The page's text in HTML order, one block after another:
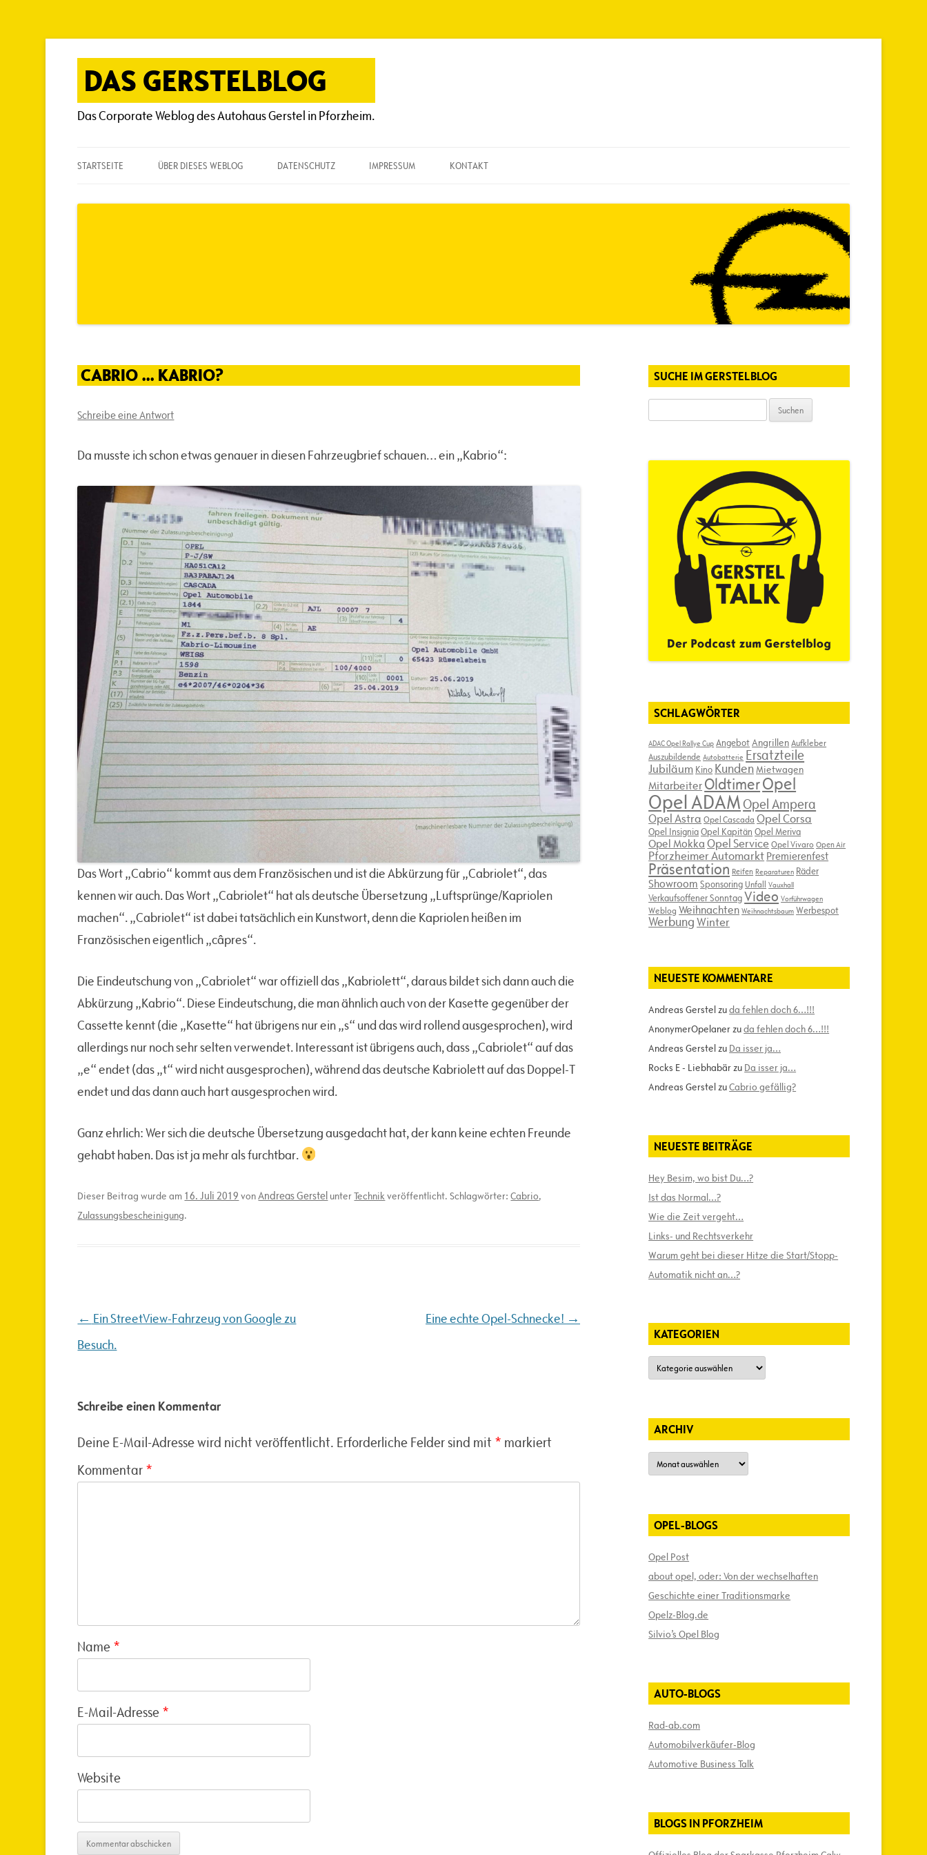
Zum
Inhalt
DAS GERSTELBLOG
Das Corporate Weblog des Autohaus Gerstel in Pforzheim.
STARTSEITE ÜBER DIESES WEBLOG DATENSCHUTZ IMPRESSUM KONTAKT
CABRIO … KABRIO?
Schreibe eine Antwort
Da musste ich schon etwas genauer in diesen Fahrzeugbrief schauen… ein „Kabrio“:
Das Wort „Cabrio“ kommt aus dem Französischen und ist die Abkürzung für „Cabriolet“, das
kennen wir auch. Das Wort „Cabriolet“ hat als deutsche Übersetzung „Luftsprünge/Kapriolen
machen“. „Cabriolet“ ist dabei tatsächlich ein Kunstwort, denn die Kapriolen heißen im
Französischen eigentlich „câpres“.
Die Eindeutschung von „Cabriolet“ war offiziell das „Kabriolett“, daraus bildet sich dann auch die
Abkürzung „Kabrio“. Diese Eindeutschung, die man ähnlich auch von der Kasette gegenüber der
Cassette kennt (die „Kasette“ hat übrigens nur ein „s“ und das wird rollend ausgesprochen), wird
allerdings nur noch sehr selten verwendet. Interessant ist übrigens auch, dass „Cabriolet“ auf das
„e“ endet (das „t“ wird nicht ausgesprochen), während das deutsche Kabriolett auf das Doppel-T
endet und das dann auch hart ausgesprochen wird.
Ganz ehrlich: Wer sich die deutsche Übersetzung ausgedacht hat, der kann keine echten Freunde
gehabt haben. Das ist ja mehr als furchtbar.
Dieser Beitrag wurde am 16. Juli 2019 vonAndreas Gerstel unterTechnikveröffentlicht. Schlagwörter:Cabrio,
Zulassungsbescheinigung.
Beitragsnavigation
← Ein StreetView-Fahrzeug von Google zu
Besuch.
Eine echte Opel-Schnecke! →
Schreibe einen Kommentar
Deine E-Mail-Adresse wird nicht veröffentlicht. Erforderliche Felder sind mit * markiert
Kommentar *
Name *
E-Mail-Adresse *
Website
SUCHE IM GERSTELBLOG
nach:
SCHLAGWÖRTER
ADAC Opel Rallye Cup AngebotAngrillenAufkleber
Auszubildende Autobatterie Ersatzteile
Jubiläum Kino Kunden Mietwagen
Mitarbeiter OldtimerOpel
Opel ADAM Opel Ampera
Opel Astra Opel Cascada Opel Corsa
Opel InsigniaOpel Kapitän Opel Meriva
Opel Mokka Opel ServiceOpel Vivaro Open Air
Pforzheimer Automarkt Premierenfest
Präsentation Reifen Reparaturen Räder
Showroom Sponsoring Unfall Vauxhall
Verkaufsoffener SonntagVideo Vorführwagen
Weblog Weihnachten Weihnachtsbaum Werbespot
WerbungWinter
NEUESTE KOMMENTARE
Andreas Gerstelzuda fehlen doch 6…!!!
AnonymerOpelanerzuda fehlen doch 6…!!!
Andreas Gerstelzu Da isser ja…
Rocks E - Liebhabärzu Da isser ja…
Andreas GerstelzuCabrio gefällig?
NEUESTE BEITRÄGE
Hey Besim, wo bist Du…?
Ist das Normal…?
Wie die Zeit vergeht…
Links- und Rechtsverkehr
Warum geht bei dieser Hitze die Start/Stopp-
Automatik nicht an…?
KATEGORIEN
Kategorien
ARCHIV
Archiv
OPEL-BLOGS
Opel Post
about opel, oder: Von der wechselhaften
Geschichte einer Traditionsmarke
Opelz-Blog.de
Silvio’s Opel Blog
AUTO-BLOGS
Rad-ab.com
Automobilverkäufer-Blog
Automotive Business Talk
BLOGS IN PFORZHEIM